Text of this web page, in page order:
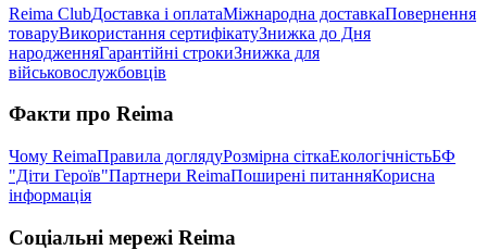
Reima ClubДоставка і оплатаМіжнародна доставкаПовернення
товаруВикористання сертифікатуЗнижка до Дня
народженняГарантійні строкиЗнижка для
військовослужбовців
Факти про Reima
Чому ReimaПравила доглядуРозмірна сіткаЕкологічністьБФ
"Діти Героїв"Партнери ReimaПоширені питанняКорисна
інформація
Соціальні мережі Reima